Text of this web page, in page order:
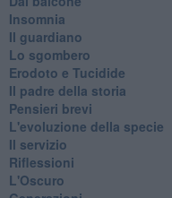
Insomnia
Il guardiano
Lo sgombero
Erodoto e Tucidide
Il padre della storia
Pensieri brevi
L'evoluzione della specie
Il servizio
Riflessioni
L'Oscuro